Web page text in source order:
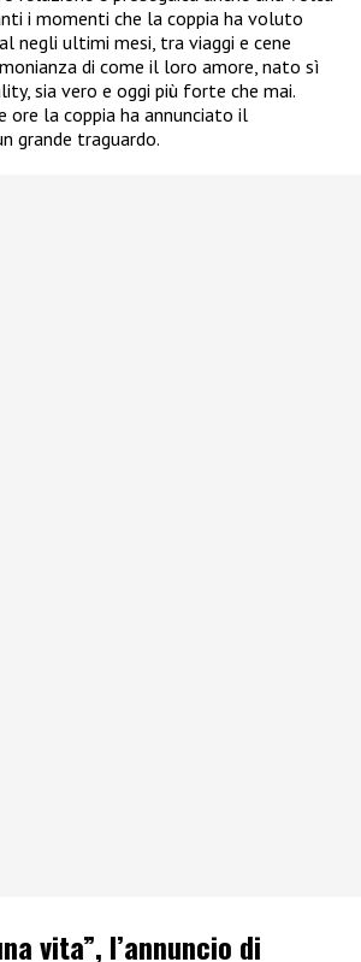
i momenti che la coppia ha voluto
negli ultimi mesi, tra viaggi e cene
di come il loro amore, nato sì
sia vero e oggi più forte che mai.
ore la coppia ha annunciato il
grande traguardo.
vita”, l’annuncio di